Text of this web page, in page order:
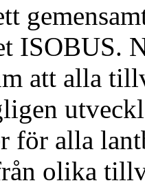
ISOBUS.
att alla
för alla
olika